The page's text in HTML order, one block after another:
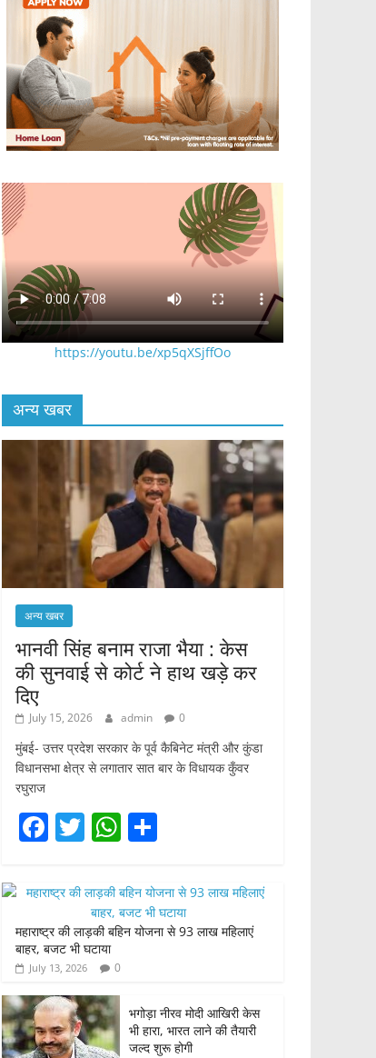
https://youtu.be/xp5qXSjffOo
अन्य खबर
अन्य खबर
भानवी सिंह बनाम राजा भैया : केस
की सुनवाई से कोर्ट ने हाथ खड़े कर
दिए
July 15, 2026 admin 0
मुंबई- उत्तर प्रदेश सरकार के पूर्व कैबिनेट मंत्री और कुंडा
विधानसभा क्षेत्र से लगातार सात बार के विधायक कुँवर
रघुराज
F
c
b
o
o
k
T
itt
er
W
at
s
A
p
ar
e
महाराष्ट्र की लाड़की बहिन योजना से 93 लाख महिलाएं
बाहर, बजट भी घटाया
July 13, 2026 0
भगोड़ा नीरव मोदी आखिरी केस
भी हारा, भारत लाने की तैयारी
जल्द शुरू होगी